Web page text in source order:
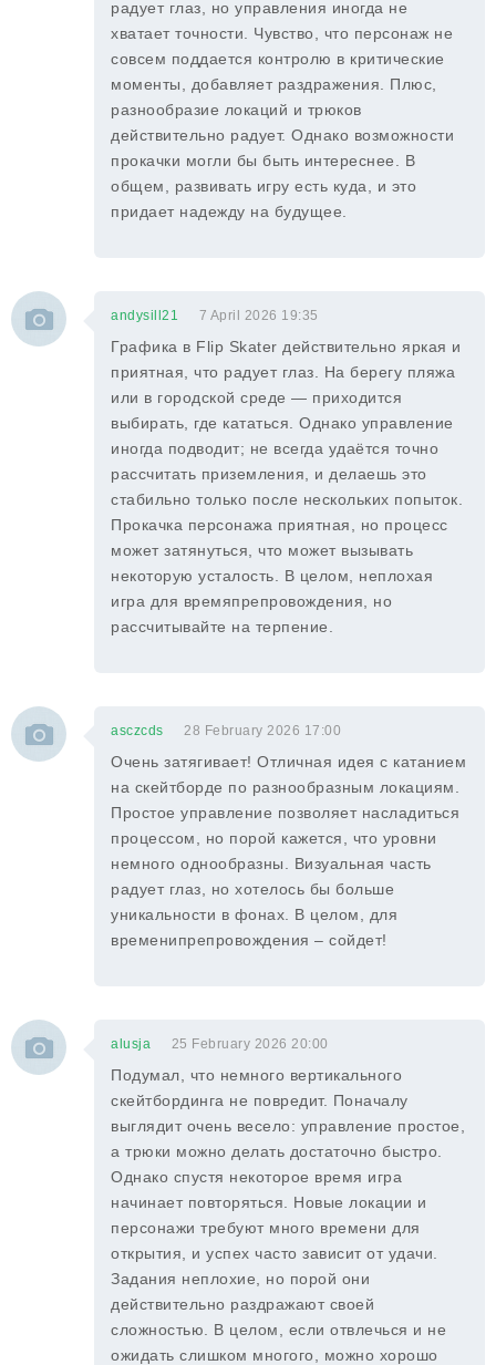
радует глаз, но управления иногда не
хватает точности. Чувство, что персонаж не
совсем поддается контролю в критические
моменты, добавляет раздражения. Плюс,
разнообразие локаций и трюков
действительно радует. Однако возможности
прокачки могли бы быть интереснее. В
общем, развивать игру есть куда, и это
придает надежду на будущее.
andysill21 7 April 2026 19:35
Графика в Flip Skater действительно яркая и
приятная, что радует глаз. На берегу пляжа
или в городской среде — приходится
выбирать, где кататься. Однако управление
иногда подводит; не всегда удаётся точно
рассчитать приземления, и делаешь это
стабильно только после нескольких попыток.
Прокачка персонажа приятная, но процесс
может затянуться, что может вызывать
некоторую усталость. В целом, неплохая
игра для времяпрепровождения, но
рассчитывайте на терпение.
asczcds 28 February 2026 17:00
Очень затягивает! Отличная идея с катанием
на скейтборде по разнообразным локациям.
Простое управление позволяет насладиться
процессом, но порой кажется, что уровни
немного однообразны. Визуальная часть
радует глаз, но хотелось бы больше
уникальности в фонах. В целом, для
временипрепровождения – сойдет!
alusja 25 February 2026 20:00
Подумал, что немного вертикального
скейтбординга не повредит. Поначалу
выглядит очень весело: управление простое,
а трюки можно делать достаточно быстро.
Однако спустя некоторое время игра
начинает повторяться. Новые локации и
персонажи требуют много времени для
открытия, и успех часто зависит от удачи.
Задания неплохие, но порой они
действительно раздражают своей
сложностью. В целом, если отвлечься и не
ожидать слишком многого, можно хорошо